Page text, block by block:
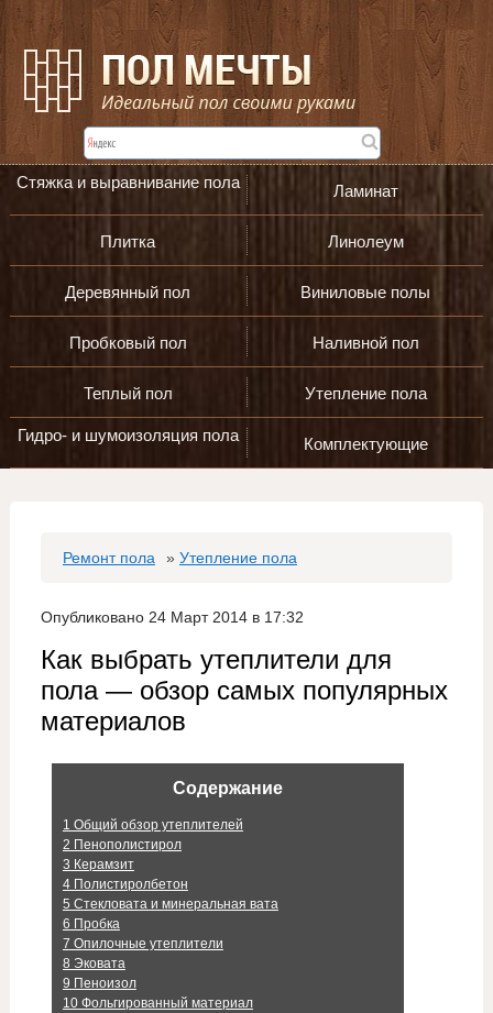
Стяжка и выравнивание пола Ламинат
Плитка Линолеум
Деревянный пол Виниловые полы
Пробковый пол Наливной пол
Теплый пол Утепление пола
Гидро- и шумоизоляция пола Комплектующие
Ремонт пола » Утепление пола
Опубликовано 24 Март 2014 в 17:32
Как выбрать утеплители для
пола — обзор самых популярных
материалов
Содержание
1 Общий обзор утеплителей
2 Пенополистирол
3 Керамзит
4Полистиролбетон
5 Стекловата и минеральная вата
6 Пробка
7 Опилочные утеплители
8 Эковата
9 Пеноизол
10Фольгированный материал